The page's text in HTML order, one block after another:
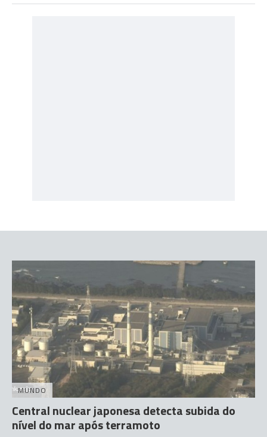
MUNDO
Central nuclear japonesa detecta subida do
nível do mar após terramoto